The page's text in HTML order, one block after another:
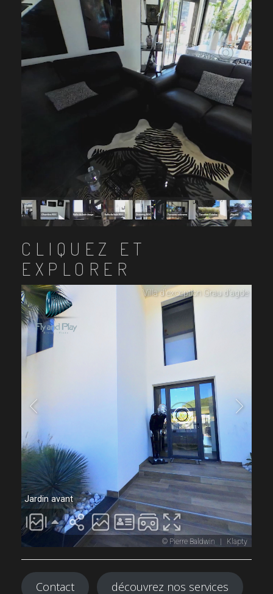
CLIQUEZ ET
EXPLORER
Contact découvrez nos services